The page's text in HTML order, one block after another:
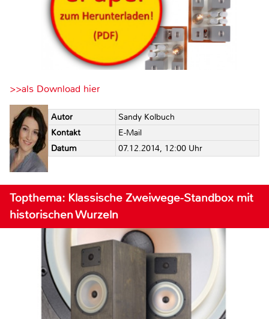
>>als Download hier
Autor
Sandy Kolbuch
Kontakt
E-Mail
Datum
07.12.2014, 12:00 Uhr
Topthema: Klassische Zweiwege-Standbox mit
historischen Wurzeln